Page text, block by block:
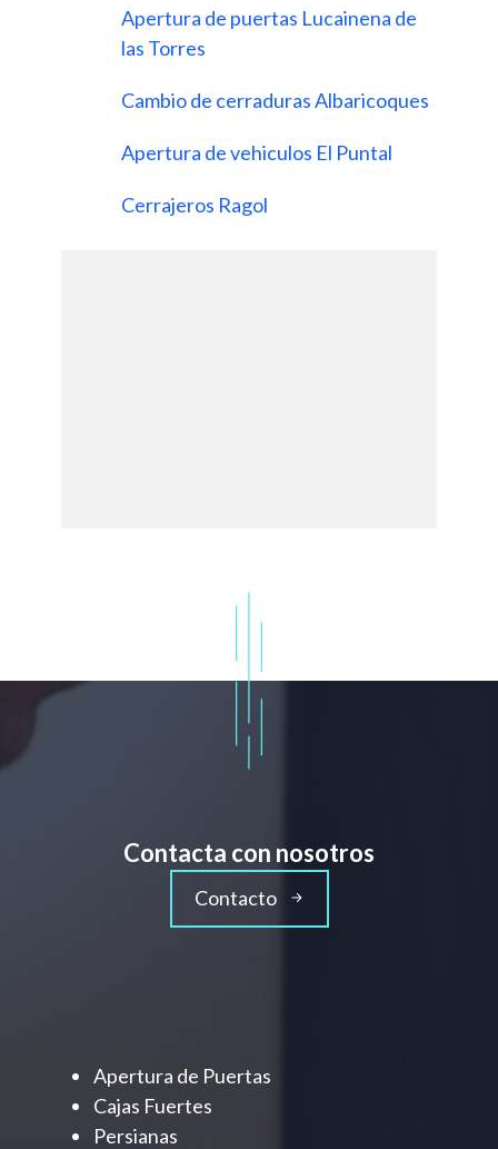
Apertura de puertas Lucainena de
las Torres
Cambio de cerraduras Albaricoques
Apertura de vehiculos El Puntal
Cerrajeros Ragol
Contacta con nosotros
Contacto
Apertura de Puertas
Cajas Fuertes
Persianas